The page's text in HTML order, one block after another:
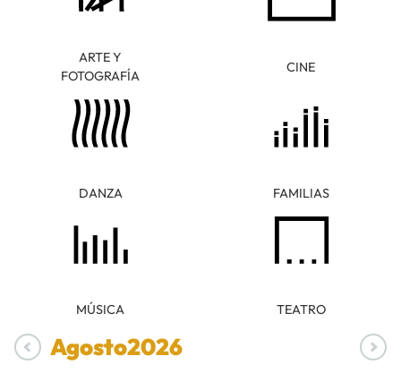
ARTE Y
FOTOGRAFÍA
CINE
DANZA FAMILIAS
MÚSICA TEATRO
Agosto2026